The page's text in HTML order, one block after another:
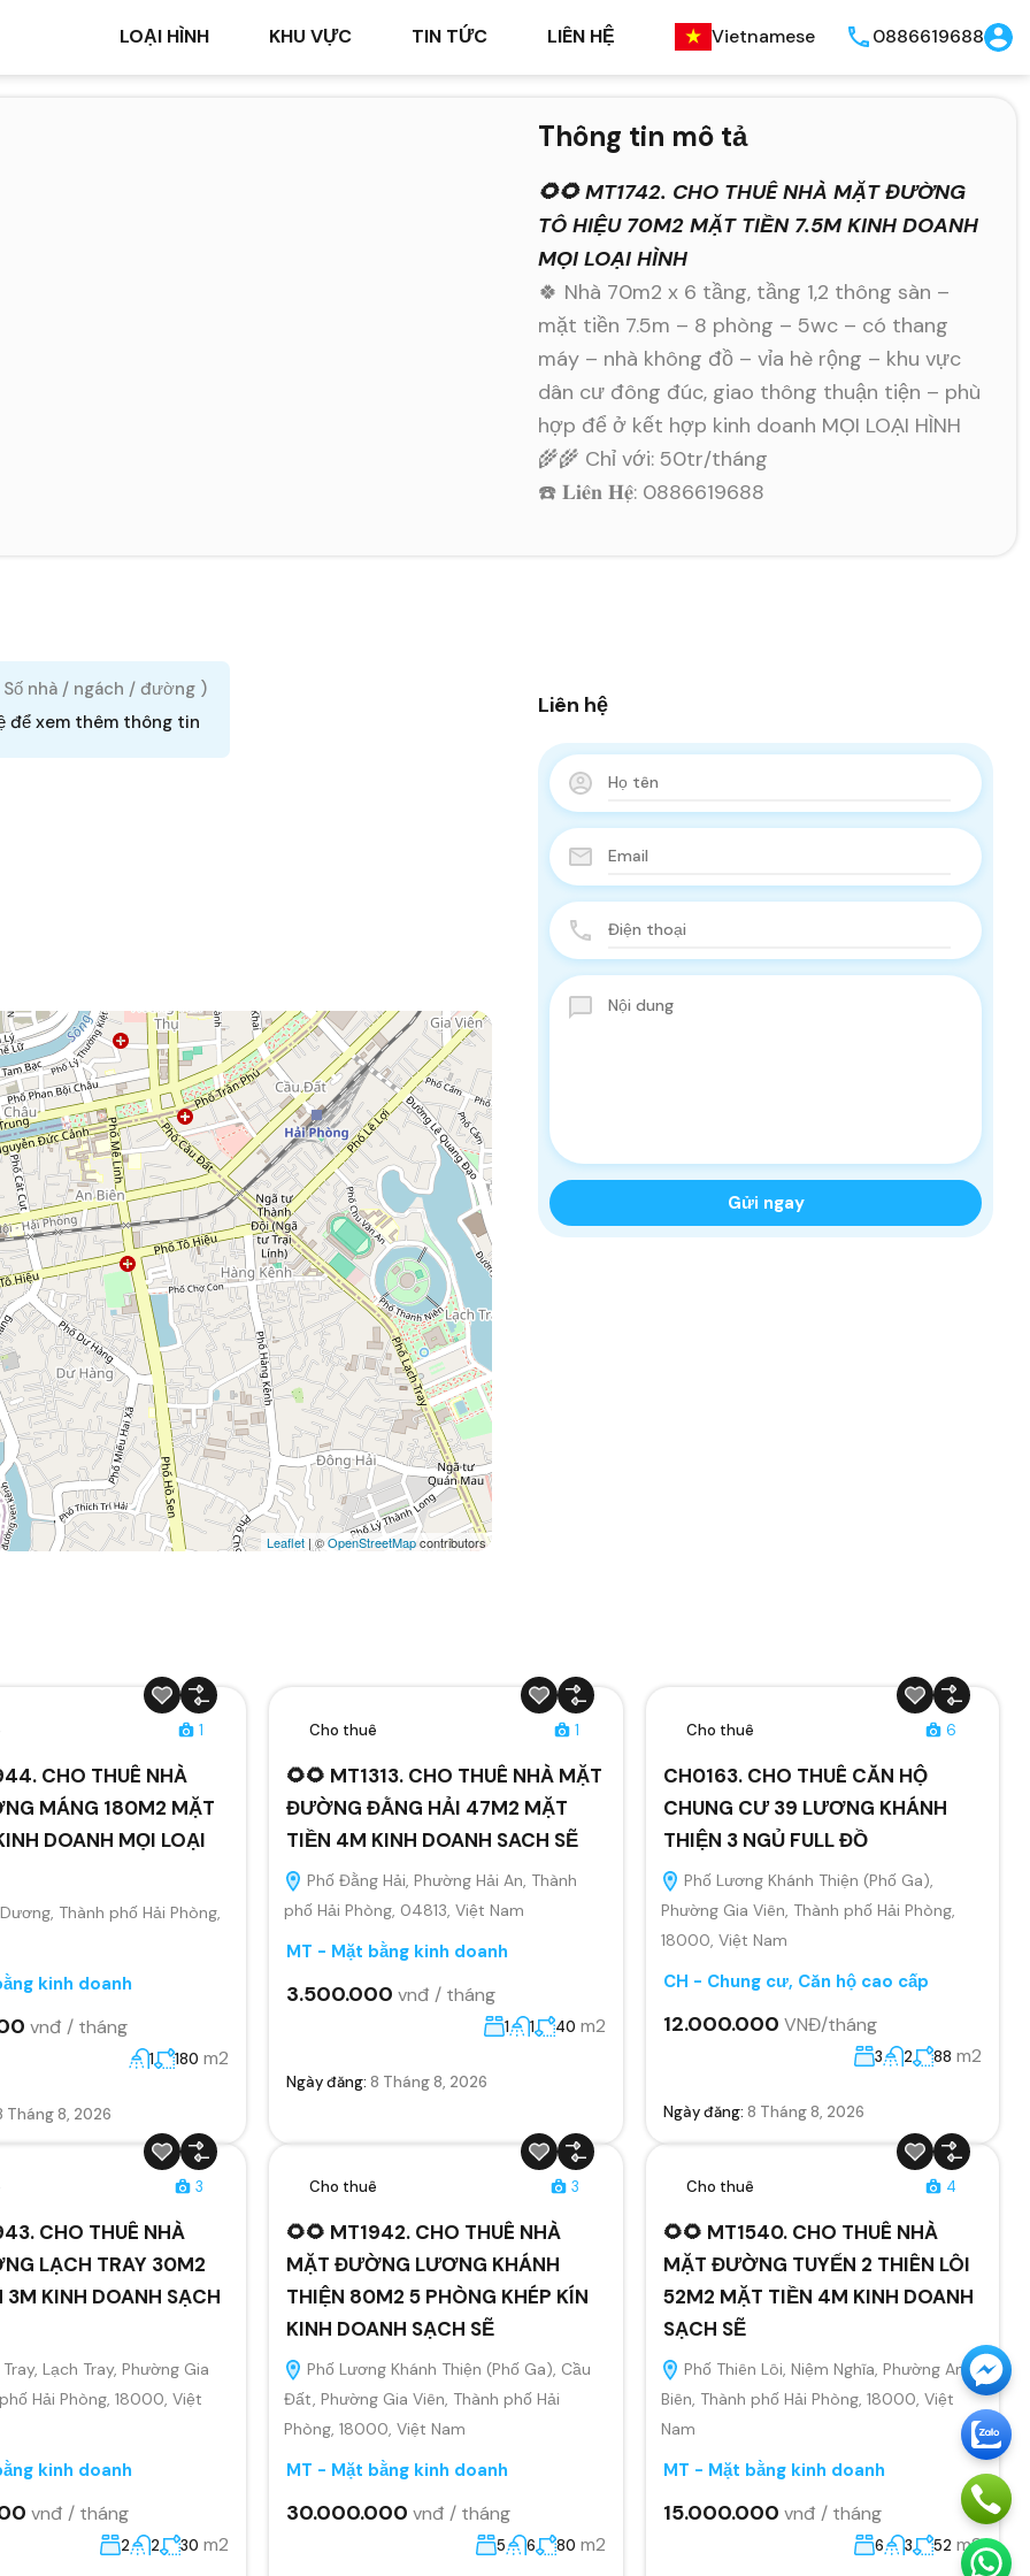
LOẠI HÌNH KHU VỰC TIN TỨC LIÊN HỆ Vietnamese 0886619688
Thông tin mô tả
🌻🌻 MT1742. CHO THUÊ NHÀ MẶT ĐƯỜNG
TÔ HIỆU 70M2 MẶT TIỀN 7.5M KINH DOANH
MỌI LOẠI HÌNH
🍀 Nhà 70m2 x 6 tầng, tầng 1,2 thông sàn –
mặt tiền 7.5m – 8 phòng – 5wc – có thang
máy – nhà không đồ – vỉa hè rộng – khu vực
dân cư đông đúc, giao thông thuận tiện – phù
hợp để ở kết hợp kinh doanh MỌI LOẠI HÌNH
🌾🌾 Chỉ với: 50tr/tháng
☎️ 𝐋𝐢𝐞̂𝐧 𝐇𝐞̣̂: 0886619688
nhà / ngách / đường )
để xem thêm thông tin
Leaflet | ©OpenStreetMapcontributors
Liên hệ
1
CHO THUÊ NHÀ
MÁNG 180M2 MẶT
DOANH MỌI LOẠI
Thành phố Hải Phòng,
kinh doanh
vnđ / tháng
1 180 m2
Tháng 8, 2026
Cho thuê 1
🌻🌻 MT1313. CHO THUÊ NHÀ MẶT
ĐƯỜNG ĐẰNG HẢI 47M2 MẶT
TIỀN 4M KINH DOANH SACH SẼ
Phố Đằng Hải, Phường Hải An, Thành
phố Hải Phòng, 04813, Việt Nam
MT - Mặt bằng kinh doanh
3.500.000 vnđ / tháng
1 1 40 m2
Ngày đăng: 8 Tháng 8, 2026
Cho thuê 6
CH0163. CHO THUÊ CĂN HỘ
CHUNG CƯ 39 LƯƠNG KHÁNH
THIỆN 3 NGỦ FULL ĐỒ
Phố Lương Khánh Thiện (Phố Ga),
Phường Gia Viên, Thành phố Hải Phòng,
18000, Việt Nam
CH - Chung cư, Căn hộ cao cấp
12.000.000 VNĐ/tháng
3 2 88 m2
Ngày đăng: 8 Tháng 8, 2026
3
CHO THUÊ NHÀ
LẠCH TRAY 30M2
KINH DOANH SẠCH
Lạch Tray, Phường Gia
Hải Phòng, 18000, Việt
kinh doanh
vnđ / tháng
2 2 30 m2
Cho thuê 3
🌻🌻 MT1942. CHO THUÊ NHÀ
MẶT ĐƯỜNG LƯƠNG KHÁNH
THIỆN 80M2 5 PHÒNG KHÉP KÍN
KINH DOANH SẠCH SẼ
Phố Lương Khánh Thiện (Phố Ga), Cầu
Đất, Phường Gia Viên, Thành phố Hải
Phòng, 18000, Việt Nam
MT - Mặt bằng kinh doanh
30.000.000 vnđ / tháng
5 6 80 m2
Cho thuê 4
🌻🌻 MT1540. CHO THUÊ NHÀ
MẶT ĐƯỜNG TUYẾN 2 THIÊN LÔI
52M2 MẶT TIỀN 4M KINH DOANH
SẠCH SẼ
Phố Thiên Lôi, Niệm Nghĩa, Phường An
Biên, Thành phố Hải Phòng, 18000, Việt
Nam
MT - Mặt bằng kinh doanh
15.000.000 vnđ / tháng
6 3 52 m2